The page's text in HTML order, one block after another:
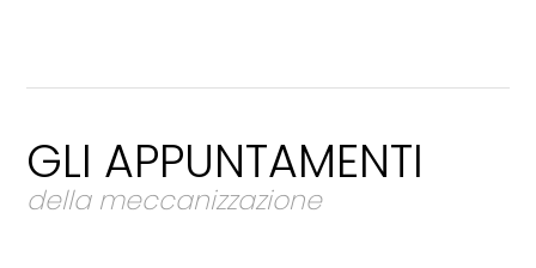
GLI APPUNTAMENTI
della meccanizzazione